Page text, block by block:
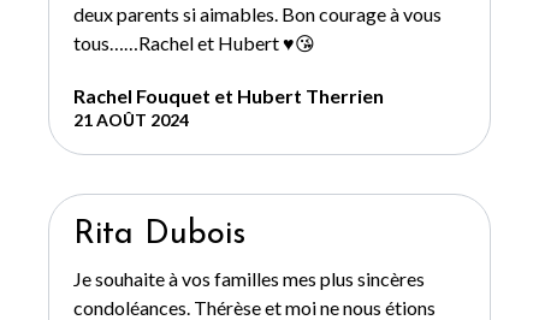
deux parents si aimables. Bon courage à vous
tous……Rachel et Hubert ♥️😘
Rachel Fouquet et Hubert Therrien
21 AOÛT 2024
Rita Dubois
Je souhaite à vos familles mes plus sincères
condoléances. Thérèse et moi ne nous étions